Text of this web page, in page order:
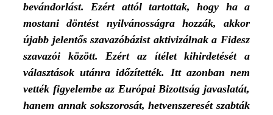
bevándorlást. Ezért attól tartottak, hogy ha a
mostani döntést nyilvánosságra hozzák, akkor
újabb jelentős szavazóbázist aktivizálnak a Fidesz
szavazói között. Ezért az ítélet kihirdetését a
választások utánra időzítették. Itt azonban nem
vették figyelembe az Európai Bizottság javaslatát,
hanem annak sokszorosát, hetvenszeresét szabták